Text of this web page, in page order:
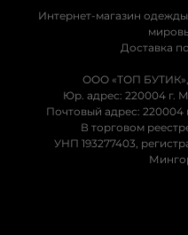
Интернет-магазин
Доставка
ООО «ТОП БУТИК»,
Юр. адрес: 220004 г.
Почтовый адрес: 220004
В торговом
УНП 193277403,